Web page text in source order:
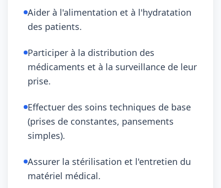
Aider à l'alimentation et à l'hydratation
des patients.
Participer à la distribution des
médicaments et à la surveillance de leur
prise.
Effectuer des soins techniques de base
(prises de constantes, pansements
simples).
Assurer la stérilisation et l'entretien du
matériel médical.